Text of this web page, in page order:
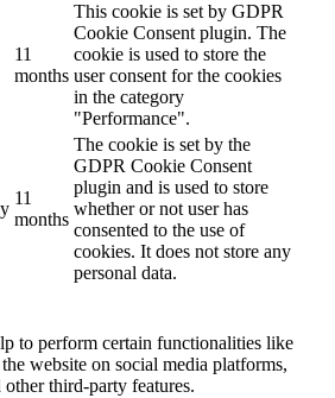
11
months
This cookie is set by GDPR
Cookie Consent plugin. The
cookie is used to store the
user consent for the cookies
in the category
"Performance".
11
months
The cookie is set by the
GDPR Cookie Consent
plugin and is used to store
whether or not user has
consented to the use of
cookies. It does not store any
personal data.
to perform certain functionalities like
website on social media platforms,
third-party features.